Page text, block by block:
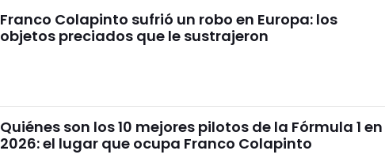
Franco Colapinto sufrió un robo en Europa: los
objetos preciados que le sustrajeron
Quiénes son los 10 mejores pilotos de la Fórmula 1 en
2026: el lugar que ocupa Franco Colapinto